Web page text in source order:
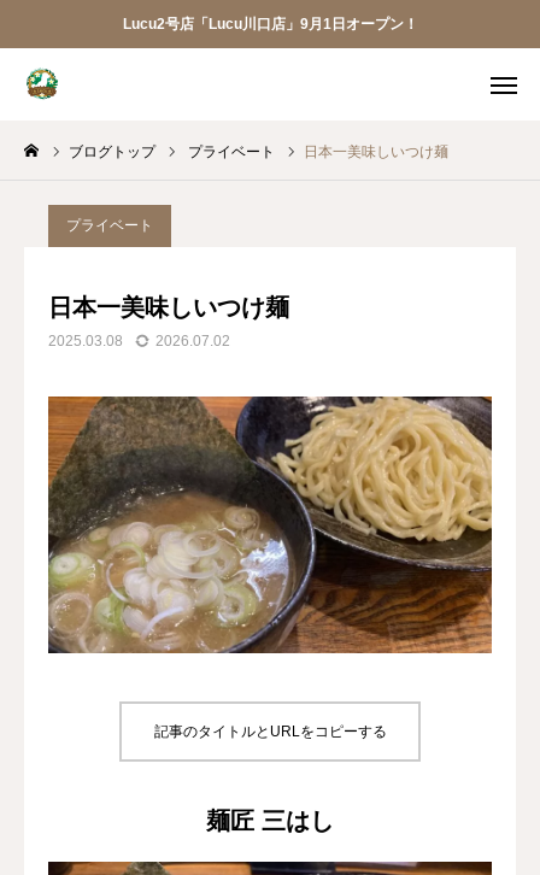
Lucu2号店「Lucu川口店」9月1日オープン！
ブログトップ プライベート 日本一美味しいつけ麺
プライベート
日本一美味しいつけ麺
2025.03.08 2026.07.02
記事のタイトルとURLをコピーする
麺匠 三はし
ご予約 アクセス
お電話
Lucu川口店
トリミング
ペットホテル
犬の幼稚園
犬の送迎
ドッグカフェ
室内ドッグラン